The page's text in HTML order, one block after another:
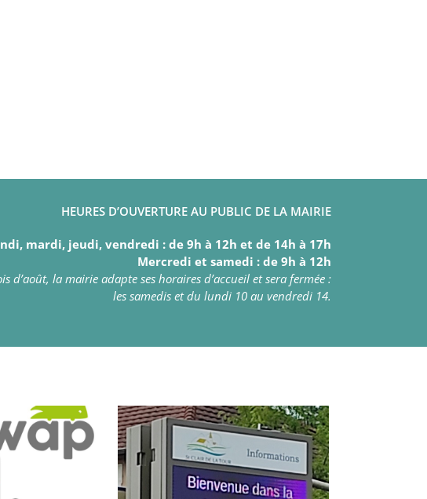
HEURES D’OUVERTURE AU PUBLIC DE LA MAIRIE
mardi, jeudi, vendredi : de 9h à 12h et de 14h à 17h
Mercredi et samedi : de 9h à 12h
d’août, la mairie adapte ses horaires d’accueil et sera fermée :
les samedis et du lundi 10 au vendredi 14.